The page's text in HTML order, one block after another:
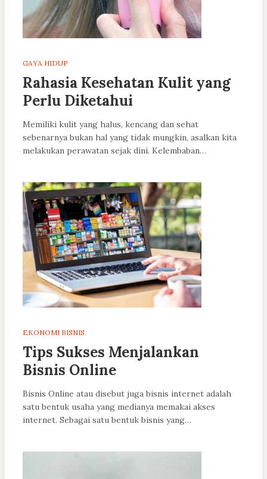
GAYA HIDUP
Rahasia Kesehatan Kulit yang
Perlu Diketahui
Memiliki kulit yang halus, kencang dan sehat
sebenarnya bukan hal yang tidak mungkin, asalkan kita
melakukan perawatan sejak dini. Kelembaban…
EKONOMI BISNIS
Tips Sukses Menjalankan
Bisnis Online
Bisnis Online atau disebut juga bisnis internet adalah
satu bentuk usaha yang medianya memakai akses
internet. Sebagai satu bentuk bisnis yang…